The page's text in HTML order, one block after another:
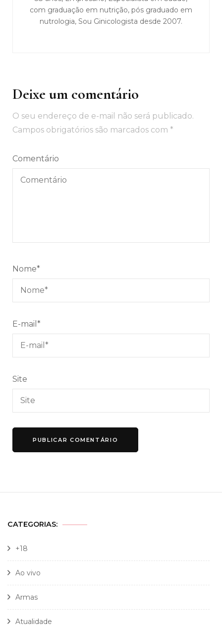
com graduação em nutrição, pós graduado em
nutrologia, Sou Ginicologista desde 2007.
Deixe um comentário
O seu endereço de e-mail não será publicado.
Campos obrigatórios são marcados com *
Comentário
Nome*
E-mail *
Site
CATEGORIAS:
+18
Ao vivo
Armas
Atualidade